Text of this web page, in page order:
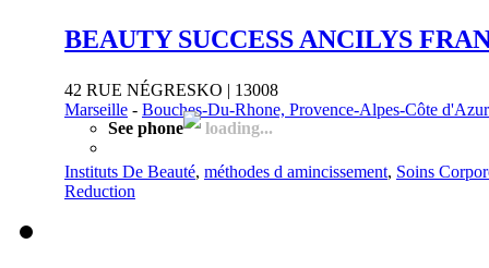
BEAUTY SUCCESS ANCILYS
42 RUE NÉGRESKO | 13008
Marseille - Bouches-Du-Rhone, Provence-Alpes-Côte d'Azur
See phone
loading...
Instituts De Beauté, méthodes d amincissement, Soins
Reduction